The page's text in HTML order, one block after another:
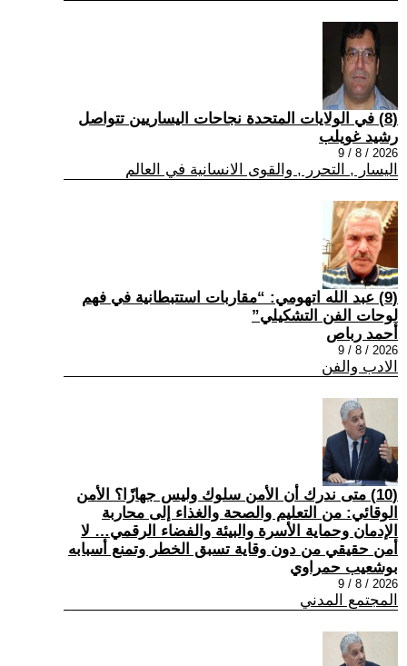
(8) في الولايات المتحدة نجاحات اليساريين تتواصل
رشيد غويلب
2026 / 8 / 9
اليسار , التحرر , والقوى الانسانية في العالم
(9) عبد الله اتهومي: “مقاربات استتبطانية في فهم
لوحات الفن التشكيلي”
أحمد رباص
2026 / 8 / 9
الادب والفن
(10) متى ندرك أن الأمن سلوك وليس جهازًا؟ الأمن
الوقائي: من التعليم والصحة والغذاء إلى محاربة
الإدمان وحماية الأسرة والبيئة والفضاء الرقمي… لا
أمن حقيقي من دون وقاية تسبق الخطر وتمنع أسبابه
بوشعيب حمراوي
2026 / 8 / 9
المجتمع المدني